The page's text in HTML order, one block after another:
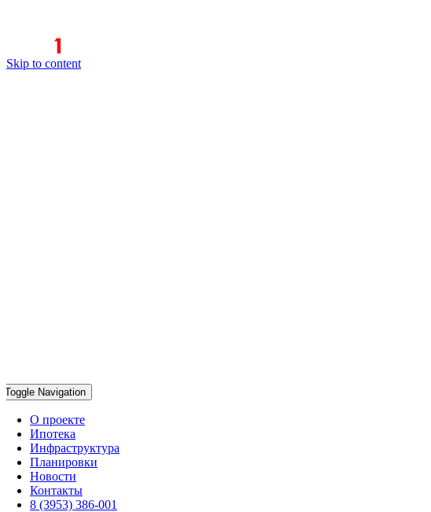
Skip to content
Toggle Navigation
О проекте
Ипотека
Инфраструктура
Планировки
Новости
Контакты
8 (3953) 386-001